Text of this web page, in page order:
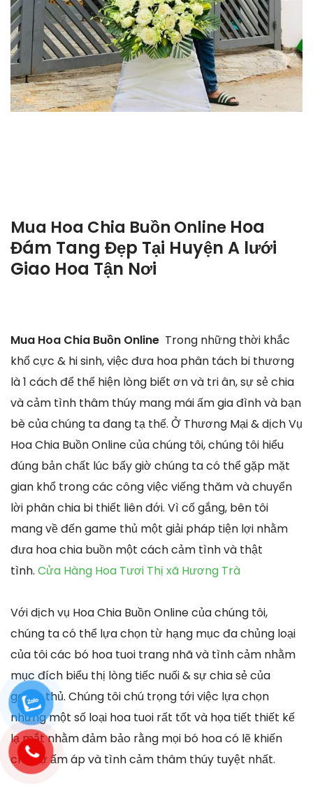
Mua Hoa Chia Buồn Online Hoa
Đám Tang Đẹp Tại Huyện A lưới
Giao Hoa Tận Nơi
Mua Hoa Chia Buồn Online Trong những thời khắc
khổ cực & hi sinh, việc đưa hoa phân tách bi thương
là 1 cách để thể hiện lòng biết ơn và tri ân, sự sẻ chia
và cảm tình thâm thúy mang mái ấm gia đình và bạn
bè của chúng ta đang tạ thế. Ở Thương Mại & dịch Vụ
Hoa Chia Buồn Online của chúng tôi, chúng tôi hiểu
đúng bản chất lúc bấy giờ chúng ta có thể gặp mặt
gian khổ trong các công việc viếng thăm và chuyển
lời phân chia bi thiết liên đới. Vì cố gắng, bên tôi
mang về đến game thủ một giải pháp tiện lợi nhằm
đưa hoa chia buồn một cách cảm tình và thật
tình. Cửa Hàng Hoa Tươi Thị xã Hương Trà
Với dịch vụ Hoa Chia Buồn Online của chúng tôi,
chúng ta có thể lựa chọn từ hạng mục đa chủng loại
của tôi các bó hoa tuoi trang nhã và tình cảm nhằm
mục đích biểu thị lòng tiếc nuối & sự chia sẻ của
game thủ. Chúng tôi chú trọng tới việc lựa chọn
những một số loại hoa tuoi rất tốt và họa tiết thiết kế
lạ mắt nhằm đảm bảo rằng mọi bó hoa có lẽ khiến
cho sự ấm áp và tình cảm thâm thúy tuyệt nhất.